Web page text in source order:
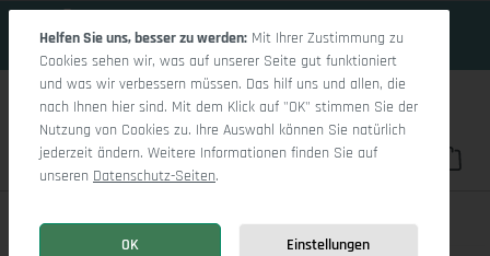
Du hast 0
Sitz Concept Select 1028 Hockerbank
Helfen Sie uns, besser zu werden: Mit Ihrer Zustimmung zu
Cookies sehen wir, was auf unserer Seite gut funktioniert
und was wir verbessern müssen. Das hilf uns und allen, die
nach Ihnen hier sind. Mit dem Klick auf "OK" stimmen Sie der
Nutzung von Cookies zu. Ihre Auswahl können Sie natürlich
jederzeit ändern. Weitere Informationen finden Sie auf
unseren Datenschutz-Seiten.
OK Einstellungen